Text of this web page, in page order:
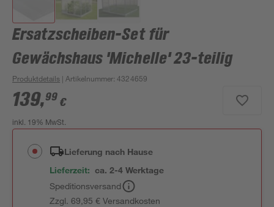
Ersatzscheiben-Set für
Gewächshaus 'Michelle' 23-teilig
Produktdetails | Artikelnummer:4324659
139,99 €
inkl. 19% MwSt.
Lieferung nach Hause
Lieferzeit: ca. 2-4 Werktage
Speditionsversand
Zzgl. 69,95 € Versandkosten